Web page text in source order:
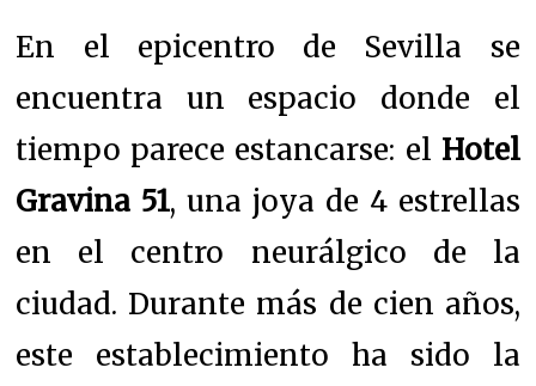
En el epicentro de Sevilla se
encuentra un espacio donde el
tiempo parece estancarse: el Hotel
Gravina 51, una joya de 4 estrellas
en el centro neurálgico de la
ciudad. Durante más de cien años,
este establecimiento ha sido la